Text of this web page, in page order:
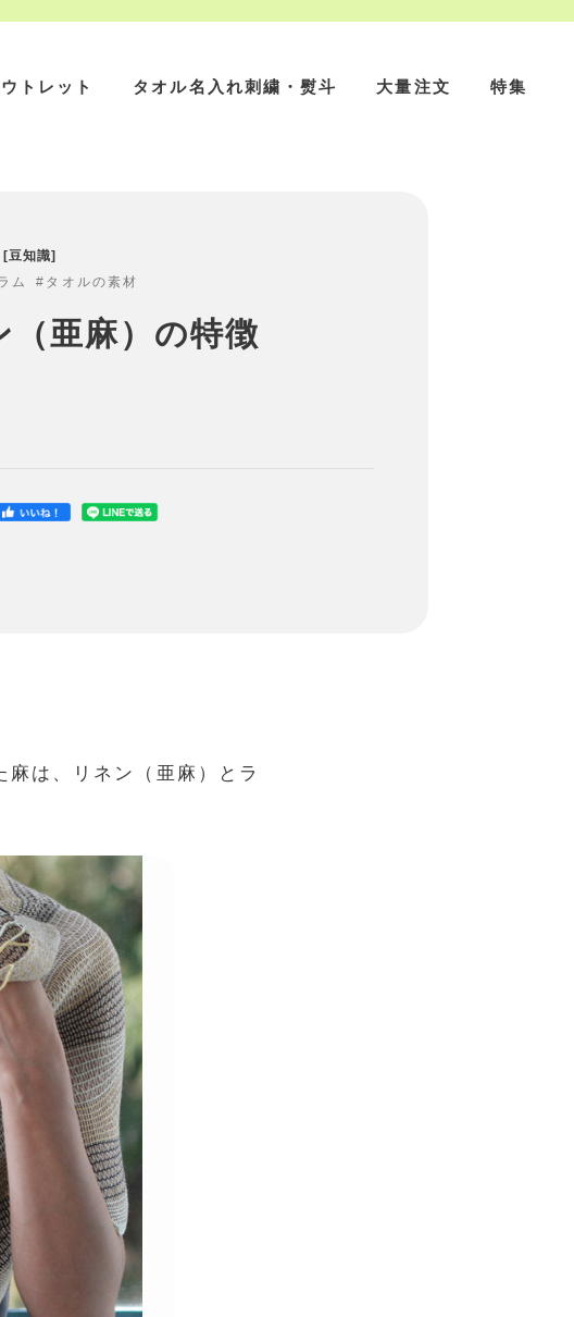
トレット タオル名入れ刺繍・熨斗 大量注文 特集
豆知識
ム タオルの素材
（亜麻）の特徴
は、リネン（亜麻）とラ